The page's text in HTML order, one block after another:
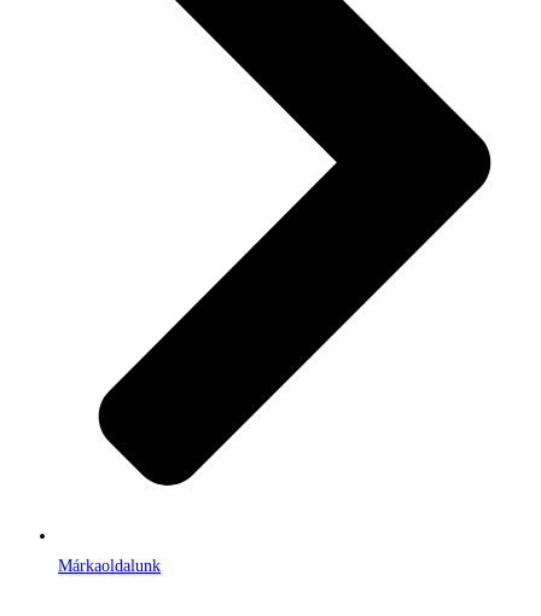
Márkaoldalunk